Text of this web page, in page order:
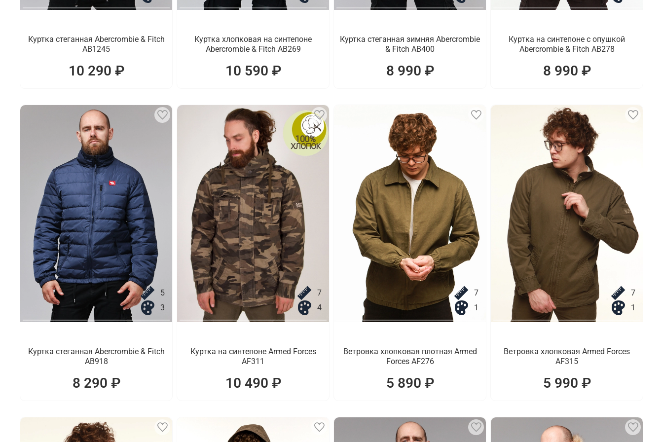
Куртка стеганная Abercrombie & Fitch
AB1245
10 290 ₽
Куртка хлопковая на синтепоне
Abercrombie & Fitch AB269
10 590 ₽
Куртка стеганная зимняя Abercrombie
& Fitch AB400
8 990 ₽
Куртка на синтепоне с опушкой
Abercrombie & Fitch AB278
8 990 ₽
5
3
Куртка стеганная Abercrombie & Fitch
AB918
8 290 ₽
7
4
Куртка на синтепоне Armed Forces
AF311
10 490 ₽
7
1
Ветровка хлопковая плотная Armed
Forces AF276
5 890 ₽
7
1
Ветровка хлопковая Armed Forces
AF315
5 990 ₽